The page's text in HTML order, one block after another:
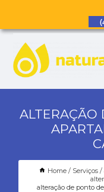
ALTERAÇÃO
Home Serviços
alteração de ponto